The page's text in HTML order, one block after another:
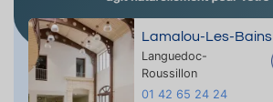
Lamalou-Les-Bains
Languedoc-
Roussillon
01 42 65 24 24